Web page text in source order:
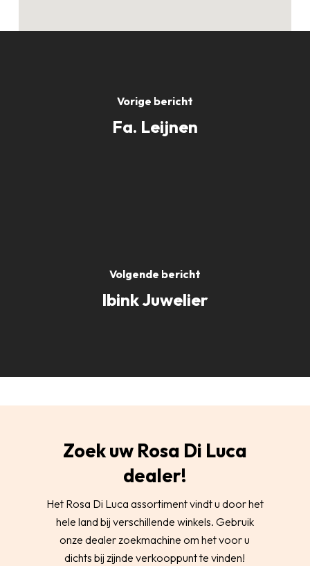
Vorige bericht
Fa. Leijnen
Volgende bericht
Ibink Juwelier
Zoek uw Rosa Di Luca
dealer!
Het Rosa Di Luca assortiment vindt u door het
hele land bij verschillende winkels. Gebruik
onze dealer zoekmachine om het voor u
dichts bij zijnde verkooppunt te vinden!